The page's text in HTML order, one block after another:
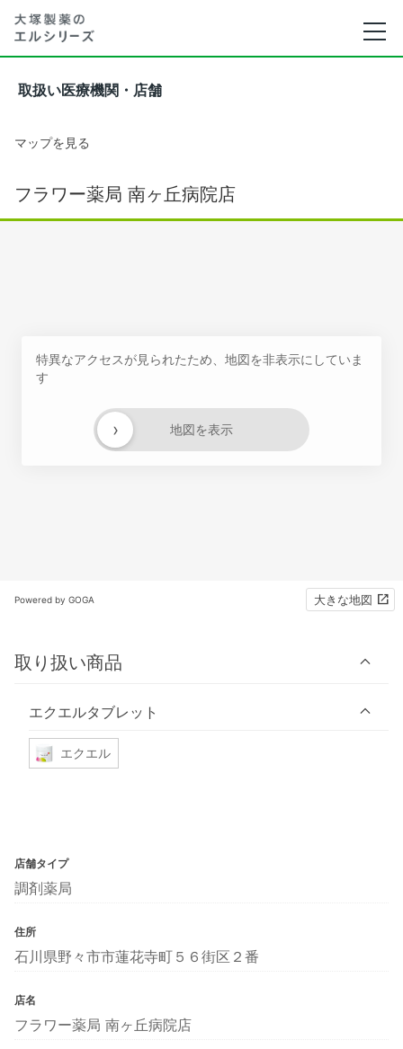
取扱い医療機関・店舗
マップを見る
フラワー薬局 南ヶ丘病院店
特異なアクセスが見られたため、地図を非表示にしていま
す
地図を表示
›
Powered by GOGA 大きな地図
取り扱い商品
エクエルタブレット
エクエル
店舗タイプ
調剤薬局
住所
石川県野々市市蓮花寺町５６街区２番
店名
フラワー薬局 南ヶ丘病院店